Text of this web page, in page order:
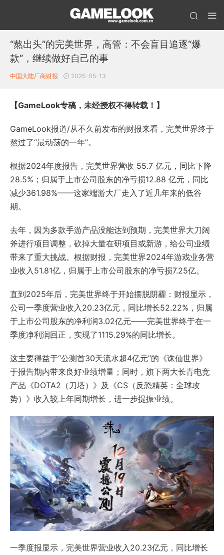
“熬出头”的完美世界，高管：不会盲目追逐“爆
款”，继续做好自己的事
中国大陆厂商财报 2025-05-13
【GameLook专稿，未经授权不得转载！】
GameLook报道/从不久前发布的财报来看，完美世界终于
熬过了“最动荡的一年”。
根据2024年度报告，完美世界营收 55.7 亿元，同比下降
28.5%；归属于上市公司股东的净亏损12.88 亿元，同比
减少361.98%——这家端游大厂走入了近几年来的低谷
期。
去年，因为多款手游产品没能达到预期，完美世界大刀阔
斧进行项目调整，砍掉大量在研项目或新游，给公司业绩
带来了重大挑战。根据财报，完美世界2024年游戏业务营
业收入51.81亿，归属于上市公司股东的净亏损7.25亿。
直到2025年后，完美世界终于开始摆脱阴霾：财报显示，
公司一季度营业收入20.23亿元，同比增长52.22%，归属
于上市公司股东的净利润3.02亿元——完美世界终于在一
季度净利润回正，实现了1115.29%的同比增长。
这主要得益于“公测首30天流水超4亿元”的《诛仙世界》
于报告期内带来良好业绩增量；同时，旗下两大长青电竞
产品《DOTA2（刀塔）》及《CS（反恐精英：全球攻
势）》收入较上年同期增长，进一步提振业绩。
一季度报显示，完美世界营业收入20.23亿元，同比增长